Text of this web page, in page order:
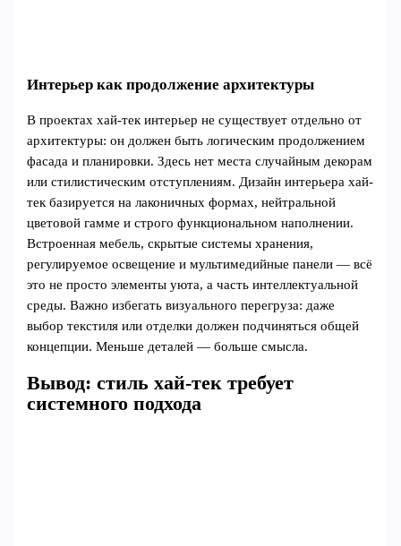
Интерьер как продолжение архитектуры
В проектах хай-тек интерьер не существует отдельно от
архитектуры: он должен быть логическим продолжением
фасада и планировки. Здесь нет места случайным декорам
или стилистическим отступлениям. Дизайн интерьера хай-
тек базируется на лаконичных формах, нейтральной
цветовой гамме и строго функциональном наполнении.
Встроенная мебель, скрытые системы хранения,
регулируемое освещение и мультимедийные панели — всё
это не просто элементы уюта, а часть интеллектуальной
среды. Важно избегать визуального перегруза: даже
выбор текстиля или отделки должен подчиняться общей
концепции. Меньше деталей — больше смысла.
Вывод: стиль хай-тек требует
системного подхода